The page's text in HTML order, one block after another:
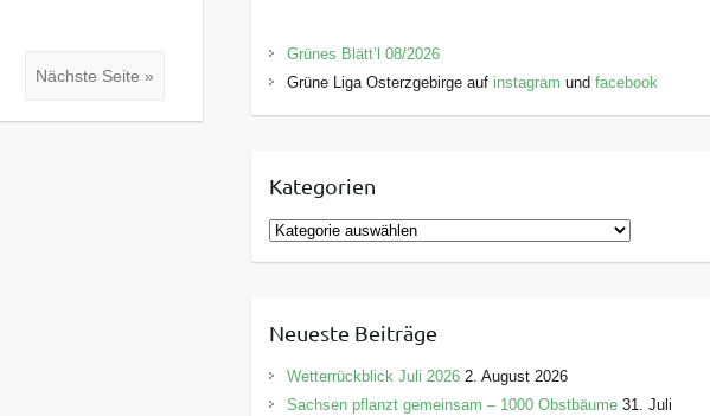
Nächste Seite »
Grünes Blätt’l 08/2026
Grüne Liga Osterzgebirge auf instagram und facebook
Kategorien
K
a
g
o
r
Neueste Beiträge
Wetterrückblick Juli 2026 2. August 2026
Sachsen pflanzt gemeinsam – 1000 Obstbäume 31. Juli